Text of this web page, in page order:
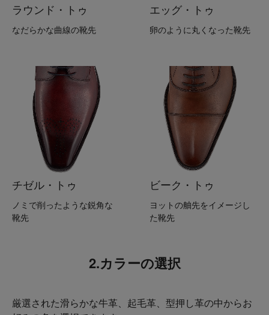
ラウンド・トゥ
なだらかな曲線の靴先
エッグ・トゥ
卵のように丸くなった靴先
チゼル・トゥ
ノミで削ったような鋭角な
靴先
ビーク・トゥ
ヨットの舳先をイメージし
た靴先
2.カラーの選択
厳選された滑らかな牛革、起毛革、型押し革の中からお